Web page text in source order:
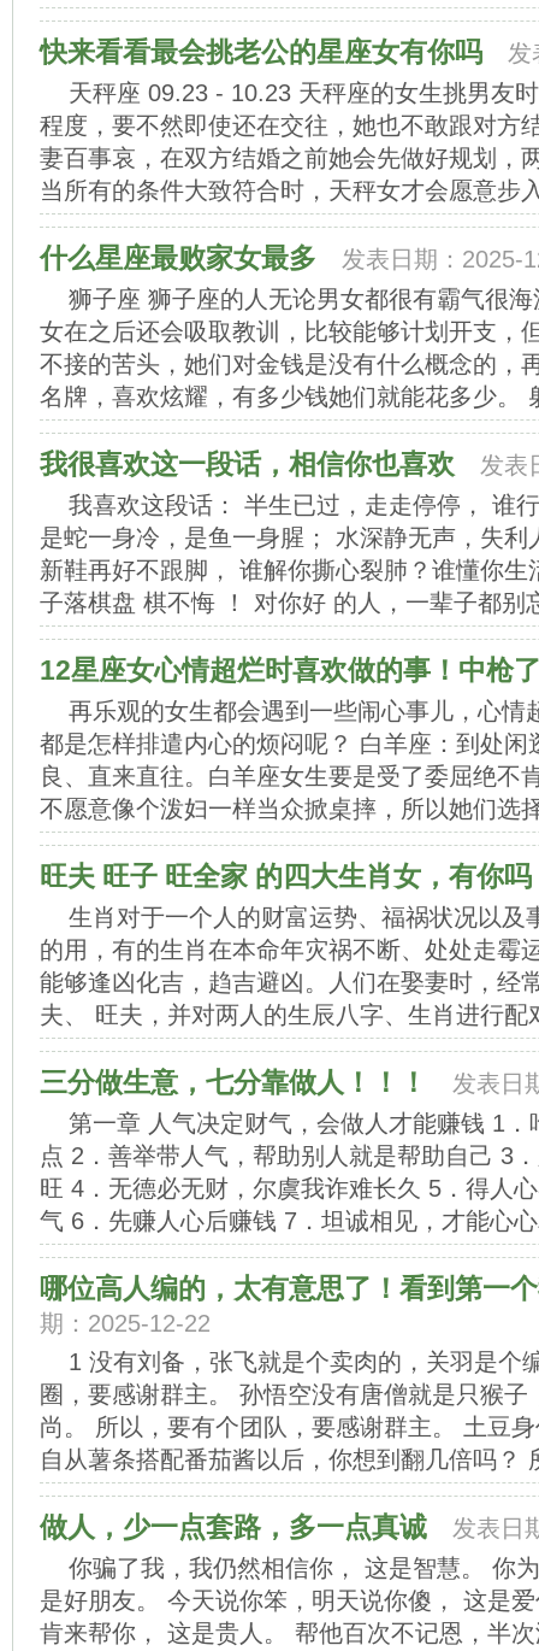
快来看看最会挑老公的星座女有你吗
发
天秤座 09.23 - 10.23 天秤座的女生挑男友
程度，要不然即使还在交往，她也不敢跟对方
妻百事哀，在双方结婚之前她会先做好规划，
当所有的条件大致符合时，天秤女才会愿意步
什么星座最败家女最多
发表日期：2025-
狮子座 狮子座的人无论男女都很有霸气很
女在之后还会吸取教训，比较能够计划开支，
不接的苦头，她们对金钱是没有什么概念的，
名牌，喜欢炫耀，有多少钱她们就能花多少。
我很喜欢这一段话，相信你也喜欢
发表
我喜欢这段话： 半生已过，走走停停， 谁
是蛇一身冷，是鱼一身腥； 水深静无声，失
新鞋再好不跟脚， 谁解你撕心裂肺？谁懂你
子落棋盘 棋不悔 ！ 对你好 的人，一辈子都别
12星座女心情超烂时喜欢做的事！中枪
再乐观的女生都会遇到一些闹心事儿，心情
都是怎样排遣内心的烦闷呢？ 白羊座：到处
良、直来直往。白羊座女生要是受了委屈绝不
不愿意像个泼妇一样当众掀桌摔，所以她们选
旺夫 旺子 旺全家 的四大生肖女，有你吗
生肖对于一个人的财富运势、福祸状况以及
的用，有的生肖在本命年灾祸不断、处处走霉
能够逢凶化吉，趋吉避凶。人们在娶妻时，经
夫、 旺夫，并对两人的生辰八字、生肖进行配
三分做生意，七分靠做人！！！
发表日
第一章 人气决定财气，会做人才能赚钱 1
点 2．善举带人气，帮助别人就是帮助自己 3
旺 4．无德必无财，尔虞我诈难长久 5．得人
气 6．先赚人心后赚钱 7．坦诚相见，才能心
哪位高人编的，太有意思了！看到第一
期：2025-12-22
1 没有刘备，张飞就是个卖肉的，关羽是个
圈，要感谢群主。 孙悟空没有唐僧就是只猴
尚。 所以，要有个团队，要感谢群主。 土豆
自从薯条搭配番茄酱以后，你想到翻几倍吗？
做人，少一点套路，多一点真诚
发表日
你骗了我，我仍然相信你， 这是智慧。 你
是好朋友。 今天说你笨，明天说你傻， 这是
肯来帮你， 这是贵人。 帮他百次不记恩，半